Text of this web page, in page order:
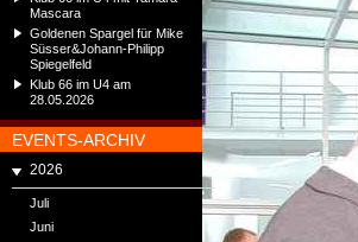
Mascara
Goldenen Spargel für Mike
Süsser&Johann-Philipp
Spiegelfeld
Klub 66 im U4 am
28.05.2026
EVENTS-ARCHIV
2026
Juli
Juni